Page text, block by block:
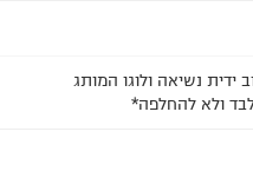
ידית נשיאה ולוגו המותג
ולא להחלפה*